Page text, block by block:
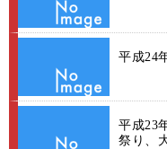
平成24
平成23
祭り、